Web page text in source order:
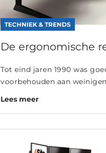
TECHNIEK & TRENDS
De ergonomische
Tot eind jaren 1990 was
voorbehouden aan
Lees meer